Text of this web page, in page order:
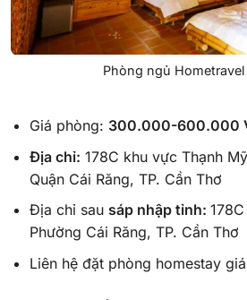
Phòng ngủ
Giá phòng: 300.000-600.000
Địa chỉ: 178C khu vực Thạnh
Quận Cái Răng, TP. Cần Thơ
Địa chỉ sau sáp nhập tỉnh:
Phường Cái Răng, TP. Cần Thơ
Liên hệ đặt phòng homestay